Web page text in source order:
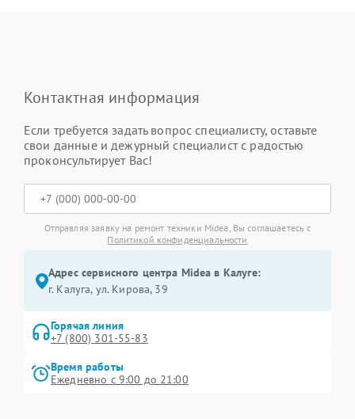
Контактная информация
Если требуется задать вопрос специалисту, оставьте
свои данные и дежурный специалист с радостью
проконсультирует Вас!
Отправляя заявку на ремонт техники Midea, Вы соглашаетесь с
Политикой конфиденциальности
Адрес сервисного центра Midea в Калуге:
г. Калуга, ул. Кирова, 39
Горячая линия
+7 (800) 301-55-83
Время работы
Ежедневно с 9:00 до 21:00